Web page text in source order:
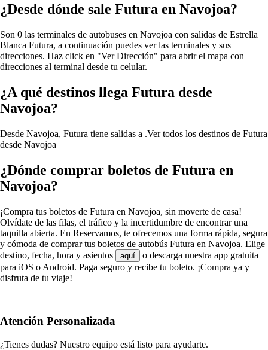
¿Desde dónde sale Futura en Navojoa?
Son 0 las terminales de autobuses en Navojoa con salidas de Estrella
Blanca Futura, a continuación puedes ver las terminales y sus
direcciones. Haz click en "Ver Dirección" para abrir el mapa con
direcciones al terminal desde tu celular.
¿A qué destinos llega Futura desde
Navojoa?
Desde Navojoa, Futura tiene salidas a .Ver todos los destinos de Futura
desde Navojoa
¿Dónde comprar boletos de Futura en
Navojoa?
¡Compra tus boletos de Futura en Navojoa, sin moverte de casa!
Olvídate de las filas, el tráfico y la incertidumbre de encontrar una
taquilla abierta. En Reservamos, te ofrecemos una forma rápida, segura
y cómoda de comprar tus boletos de autobús Futura en Navojoa. Elige
destino, fecha, hora y asientos
aquí
o descarga nuestra app gratuita
para iOS o Android. Paga seguro y recibe tu boleto. ¡Compra ya y
disfruta de tu viaje!
Atención Personalizada
¿Tienes dudas? Nuestro equipo está listo para ayudarte.